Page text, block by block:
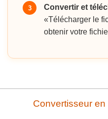
3 Convertir et
«Télécharger le
obtenir votre
Convertisseur